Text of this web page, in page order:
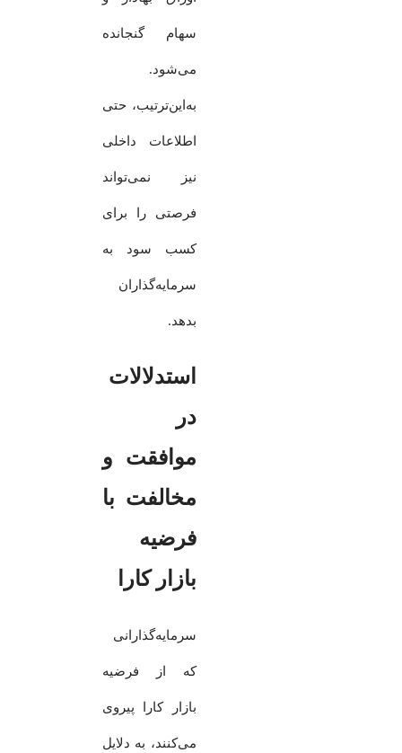
سهام گنجانده
می‌شود.
به‌این‌ترتیب، حتی
اطلاعات داخلی
نیز نمی‌تواند
فرصتی را برای
کسب سود به
سرمایه‌گذاران
بدهد.
استدلالات
در
موافقت و
مخالفت با
فرضیه
بازار کارا
سرمایه‌گذارانی
که از فرضیه
بازار کارا پیروی
می‌کنند، به دلایل